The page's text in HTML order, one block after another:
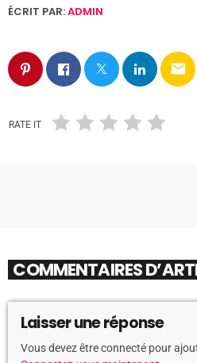
ÉCRIT PAR:ADMIN
email
RATE IT
COMMENTAIRES
Laisser une réponse
Vous devez être connecté pour